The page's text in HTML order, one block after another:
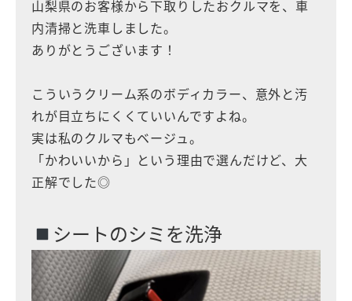
山梨県のお客様から下取りしたおクルマを、車
内清掃と洗車しました。
ありがとうございます！
こういうクリーム系のボディカラー、意外と汚
れが目立ちにくくていいんですよね。
実は私のクルマもベージュ。
「かわいいから」という理由で選んだけど、大
正解でした◎
シートのシミを洗浄